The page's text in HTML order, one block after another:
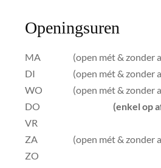
Openingsuren
MA
(open mét & zonder
DI
(open mét & zonder
WO
(open mét & zonder
DO
(enkel op
VR
ZA
(open mét & zonder
ZO